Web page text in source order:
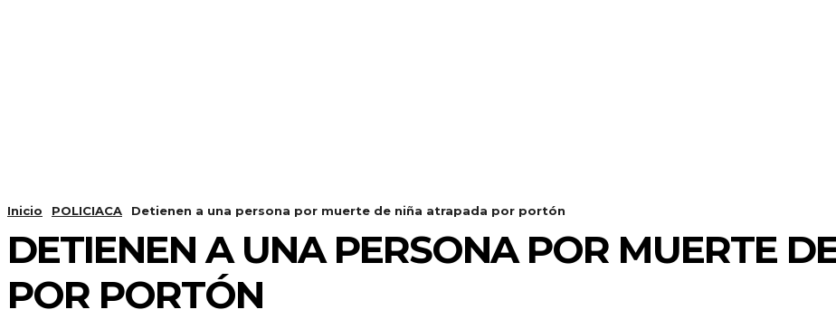
Inicio POLICIACA Detienen a una persona por muerte de niña atrapada por portón
DETIENEN A UNA PERSONA POR MUERTE
POR PORTÓN